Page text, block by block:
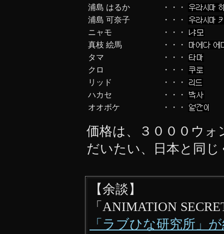
浦島 はるか
・・・
浦島 可奈子
・・・
ニャモ
・・・
真枝 絵馬
・・・
タマ
・・・
クロ
・・・
リッド
・・・
ハカセ
・・・
オオボケ
・・・
価格は、３０００ウォ
だいたい、日本と同
【余談】
「ANIMATION
「ラブひな研究所」